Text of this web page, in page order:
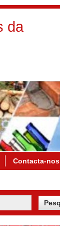
da
Contacta-nos